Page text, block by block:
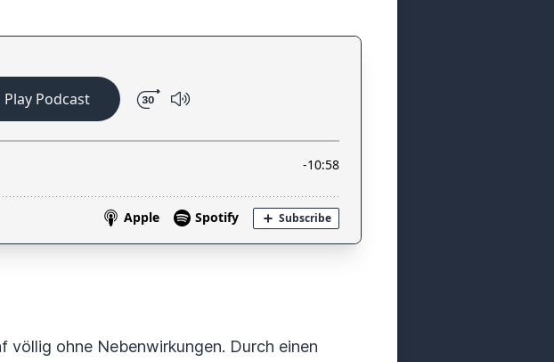
völlig ohne Nebenwirkungen. Durch einen